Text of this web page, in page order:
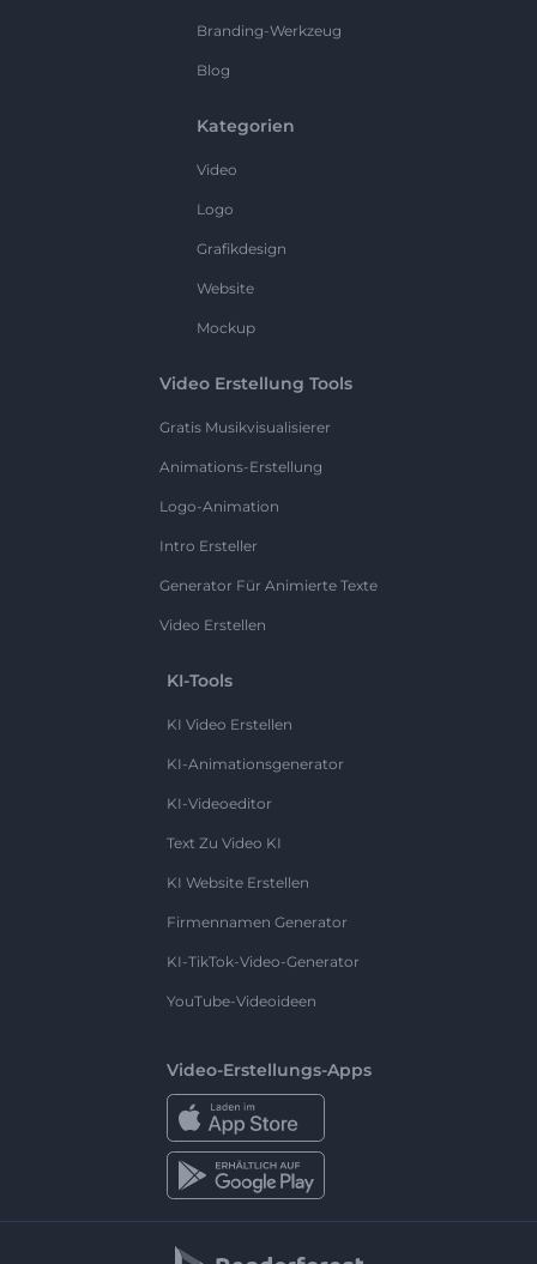
Branding-Werkzeug
Blog
Kategorien
Video
Logo
Grafikdesign
Website
Mockup
Video Erstellung Tools
Gratis Musikvisualisierer
Animations-Erstellung
Logo-Animation
Intro Ersteller
Generator Für Animierte Texte
Video Erstellen
KI-Tools
KI Video Erstellen
KI-Animationsgenerator
KI-Videoeditor
Text Zu Video KI
KI Website Erstellen
Firmennamen Generator
KI-TikTok-Video-Generator
YouTube-Videoideen
Video-Erstellungs-Apps